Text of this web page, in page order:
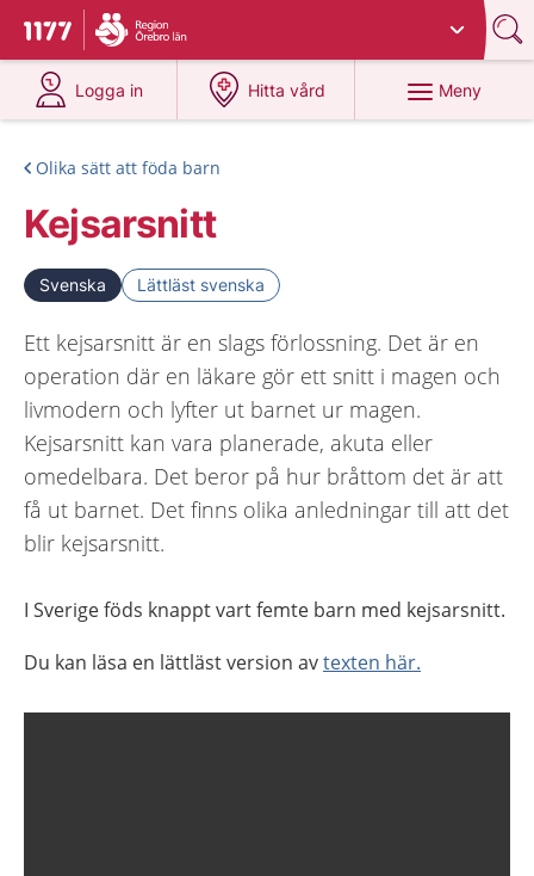
Till startsidan för 1177
Du har valt region
Logga in
på 1177.se
Hitta vård
på 1177.se
Meny
Olika sätt att föda barn
Kejsarsnitt
Svenska Lättläst svenska
Ett kejsarsnitt är en slags förlossning. Det är en
operation där en läkare gör ett snitt i magen och
livmodern och lyfter ut barnet ur magen.
Kejsarsnitt kan vara planerade, akuta eller
omedelbara. Det beror på hur bråttom det är att
få ut barnet. Det finns olika anledningar till att det
blir kejsarsnitt.
I Sverige föds knappt vart femte barn med kejsarsnitt.
Du kan läsa en lättläst version avtexten här.